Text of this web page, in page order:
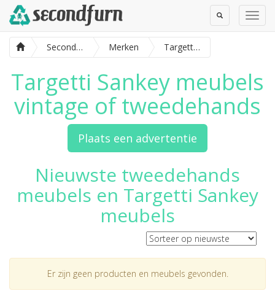
Toggle
Search
SecondFurn Merken Targetti Sankey meubels
Targetti Sankey meubels
vintage of tweedehands
Plaats een advertentie
Nieuwste tweedehands
meubels en Targetti Sankey
meubels
Er zijn geen producten en meubels gevonden.